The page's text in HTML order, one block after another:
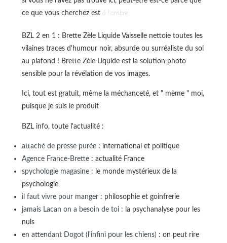
ce que vous cherchez est à l'ombre
BZL 2 en 1 : Brette Zèle Liquide Vaisselle nettoie toutes les
vilaines traces d'humour noir, absurde ou surréaliste du sol
au plafond ! Brette Zèle Liquide est la solution photo
sensible pour la révélation de vos images.
Ici, tout est gratuit, même la méchanceté, et " mème " moi,
puisque je suis le produit
BZL info, toute l'actualité :
attaché de presse purée: international et politique
Agence France-Brette: actualité France
spychologie magasine: le monde mystérieux de la
psychologie
il faut vivre pour manger: philosophie et goinfrerie
jamais Lacan on a besoin de toi: la psychanalyse pour les
nuls
en attendant Dogot (l'infini pour les chiens): on peut rire